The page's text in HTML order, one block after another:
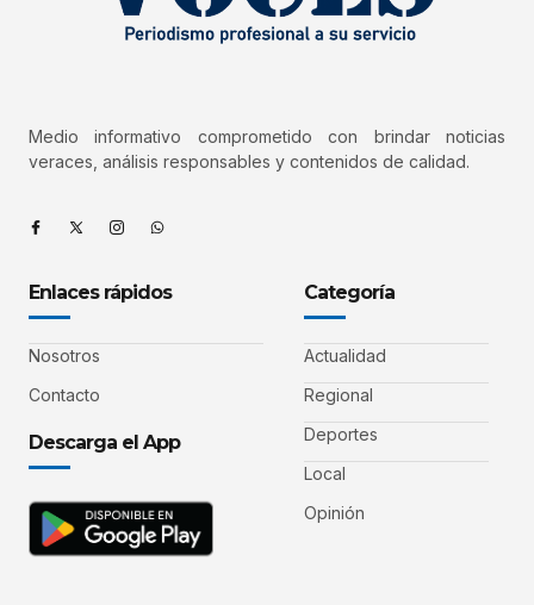
Medio informativo comprometido con brindar noticias
veraces, análisis responsables y contenidos de calidad.
Enlaces rápidos
Nosotros
Contacto
Descarga el App
Categoría
Actualidad
Regional
Deportes
Local
Opinión